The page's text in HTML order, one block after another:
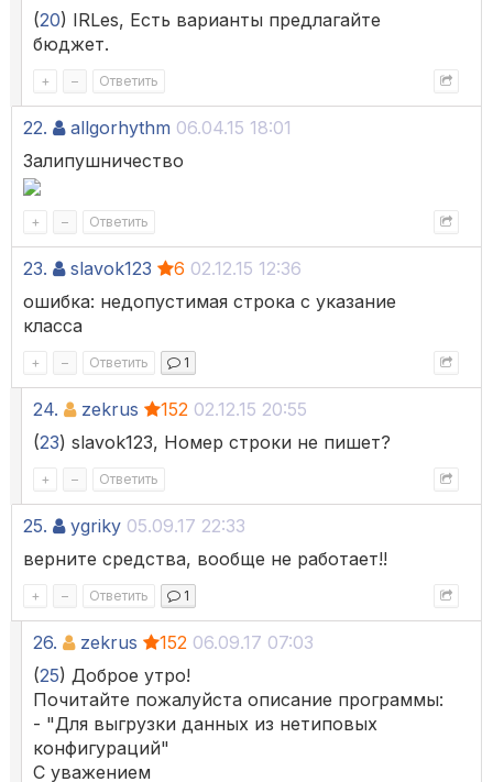
(20) IRLes, Есть варианты предлагайте
бюджет.
+ – Ответить
22. allgorhythm 06.04.15 18:01
Залипушничество
+ – Ответить
23. slavok123 6 02.12.15 12:36
ошибка: недопустимая строка с указание
класса
+ – Ответить 1
24. zekrus 152 02.12.15 20:55
(23) slavok123, Номер строки не пишет?
+ – Ответить
25. ygriky 05.09.17 22:33
верните средства, вообще не работает!!
+ – Ответить 1
26. zekrus 152 06.09.17 07:03
(25) Доброе утро!
Почитайте пожалуйста описание программы:
- "Для выгрузки данных из нетиповых
конфигураций"
С уважением